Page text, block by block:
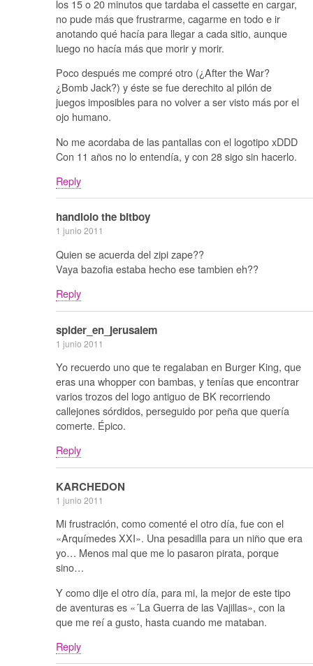
los 15 o 20 minutos que tardaba el cassette en cargar,
no pude más que frustrarme, cagarme en todo e ir
anotando qué hacía para llegar a cada sitio, aunque
luego no hacía más que morir y morir.
Poco después me compré otro (¿After the War?
¿Bomb Jack?) y éste se fue derechito al pilón de
juegos imposibles para no volver a ser visto más por el
ojo humano.
No me acordaba de las pantallas con el logotipo xDDD
Con 11 años no lo entendía, y con 28 sigo sin hacerlo.
Reply
handlolo the bitboy
1 junio 2011
Quien se acuerda del zipi zape??
Vaya bazofia estaba hecho ese tambien eh??
Reply
spider_en_jerusalem
1 junio 2011
Yo recuerdo uno que te regalaban en Burger King, que
eras una whopper con bambas, y tenías que encontrar
varios trozos del logo antiguo de BK recorriendo
callejones sórdidos, perseguido por peña que quería
comerte. Épico.
Reply
KARCHEDON
1 junio 2011
Mi frustración, como comenté el otro día, fue con el
«Arquímedes XXI». Una pesadilla para un niño que era
yo… Menos mal que me lo pasaron pirata, porque
sino…
Y como dije el otro día, para mi, la mejor de este tipo
de aventuras es «´La Guerra de las Vajillas», con la
que me reí a gusto, hasta cuando me mataban.
Reply